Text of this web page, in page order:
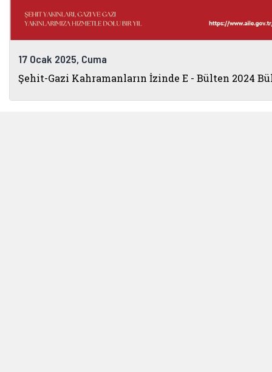
17 Ocak 2025, Cuma
Şehit-Gazi Kahramanların İzinde E - Bülten 2024